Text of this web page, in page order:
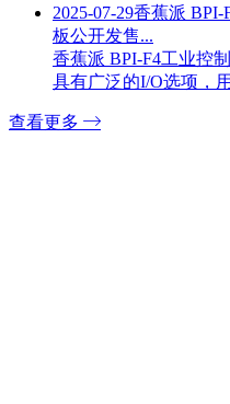
2025-07-29香蕉派 BPI-
板公开发售...
香蕉派 BPI-F4工业控
具有广泛的I/O选项，
查看更多